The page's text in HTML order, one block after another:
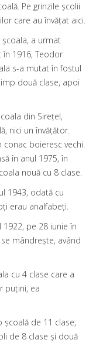
Pe grinzile şcolii
care au învăţat aici.
a urmat
în 1916, Teodor
s-a mutat în fostul
două clase, apoi
din Sireţel,
nici un învăţător.
boieresc vechi.
în anul 1975, în
nouă cu 8 clase.
1943, odată cu
erau analfabeţi.
pe 28 iunie în
mândreşte, având
cu 4 clase care a
puţini, ea
şcoală de 11 clase,
de 8 clase şi două